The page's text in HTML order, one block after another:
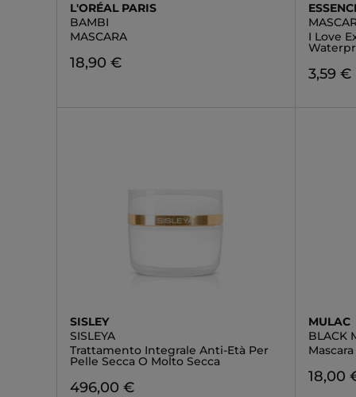
L'ORÉAL PARIS
BAMBI
MASCARA
18,90 €
I Love
3,59 €
SISLEY
SISLEYA
Trattamento Integrale Anti-Età Per
Pelle Secca O Molto Secca
496,00 €
MULAC
BLACK
18,00